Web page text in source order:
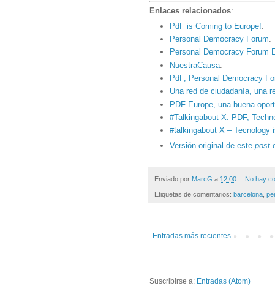
Enlaces relacionados:
PdF is Coming to Europe!
Personal Democracy Forum.
Personal Democracy Forum
NuestraCausa
PdF, Personal Democracy
Una red de ciudadanía, una
PDF Europe, una buena
#Talkingabout X: PDF,
#talkingabout X – Tecnology
Versión original de este post
Enviado por MarcG a 12:00 No hay
Etiquetas de comentarios: barcelona
Entradas más recientes
Suscribirse a: Entradas (Atom)